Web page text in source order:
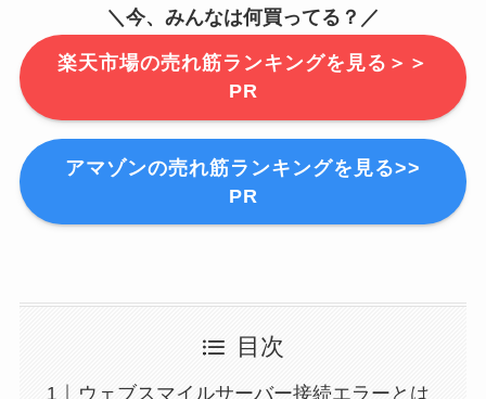
＼今、みんなは何買ってる？／
楽天市場の売れ筋ランキングを見る＞＞
PR
アマゾンの売れ筋ランキングを見る>>
PR
目次
ウェブスマイルサーバー接続エラーとは